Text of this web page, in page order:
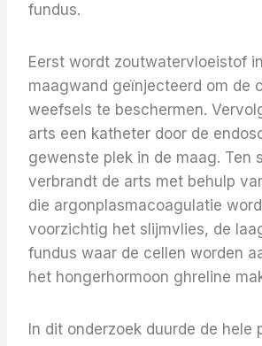
fundus.
Eerst wordt zoutwatervloeistof
maagwand geïnjecteerd om de
weefsels te beschermen.
arts een katheter door de
gewenste plek in de maag. Ten
verbrandt de arts met behulp
die argonplasmacoagulatie
voorzichtig het slijmvlies, de
fundus waar de cellen worden
het hongerhormoon ghreline
In dit onderzoek duurde de hele